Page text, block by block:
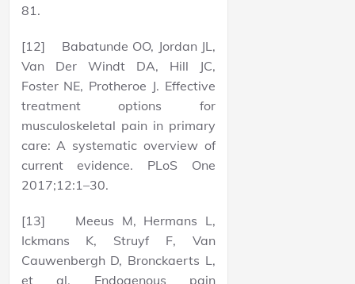
81.
[12] Babatunde OO, Jordan JL,
Van Der Windt DA, Hill JC,
Foster NE, Protheroe J. Effective
treatment options for
musculoskeletal pain in primary
care: A systematic overview of
current evidence. PLoS One
2017;12:1–30.
[13] Meeus M, Hermans L,
Ickmans K, Struyf F, Van
Cauwenbergh D, Bronckaerts L,
et al. Endogenous pain